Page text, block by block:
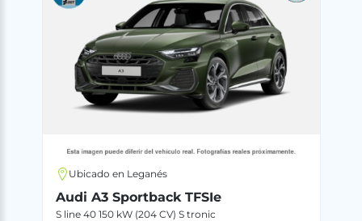
Ubicado en Leganés
Audi A3 Sportback TFSIe
S line 40 150 kW (204 CV) S tronic